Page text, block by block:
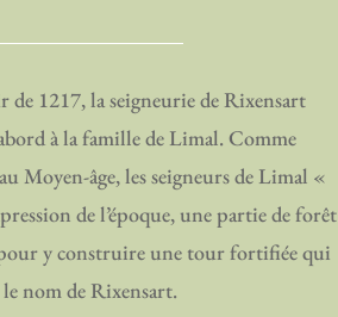
1217, la seigneurie de Rixensart
à la famille de Limal. Comme
Moyen-âge, les seigneurs de Limal «
de l’époque, une partie de forêt
y construire une tour fortifiée qui
nom de Rixensart.